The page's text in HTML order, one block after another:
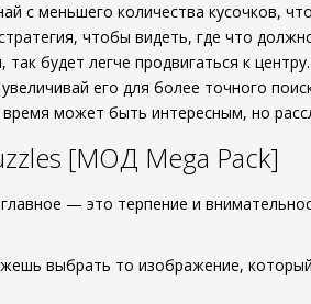
с меньшего количества кусочков,
чтобы видеть, где что
будет легче продвигаться к центру.
его для более точного
может быть интересным, но
[МОД Mega Pack]
— это терпение и
выбрать то изображение,